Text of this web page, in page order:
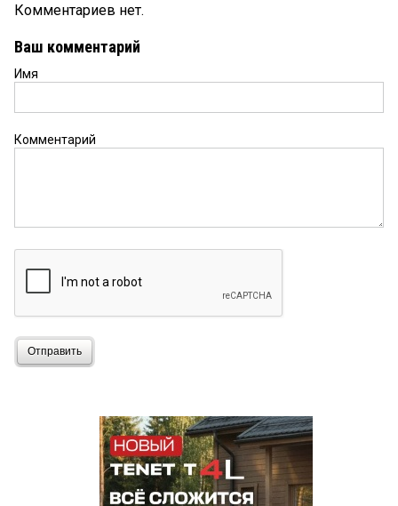
Комментариев нет.
Ваш комментарий
Имя
Комментарий
Отправить